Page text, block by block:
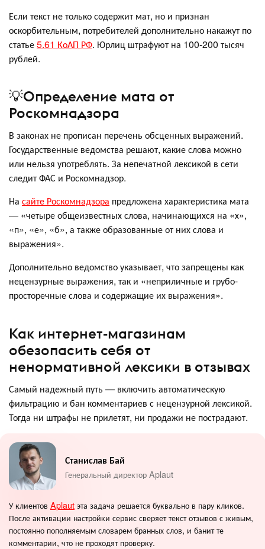
Если текст не только содержит мат, но и признан
оскорбительным, потребителей дополнительно накажут по
статье5.61 КоАП РФ. Юрлиц штрафуют на 100-200 тысяч
рублей.
💡Определение мата от
Роскомнадзора
В законах не прописан перечень обсценных выражений.
Государственные ведомства решают, какие слова можно
или нельзя употреблять. За непечатной лексикой в сети
следит ФАС и Роскомнадзор.
На сайте Роскомнадзора предложена характеристика мата
— «четыре общеизвестных слова, начинающихся на «х»,
«п», «е», «б», а также образованные от них слова и
выражения».
Дополнительно ведомство указывает, что запрещены как
нецензурные выражения, так и «неприличные и грубо-
просторечные слова и содержащие их выражения».
Как интернет-магазинам
обезопасить себя от
ненормативной лексики в отзывах
Самый надежный путь — включить автоматическую
фильтрацию и бан комментариев с нецензурной лексикой.
Тогда ни штрафы не прилетят, ни продажи не пострадают.
Станислав Бай
Генеральный директор Aplaut
У клиентов Aplautэта задача решается буквально в пару кликов.
После активации настройки сервис сверяет текст отзывов с живым,
постоянно пополняемым словарем бранных слов, и банит те
комментарии, что не проходят проверку.